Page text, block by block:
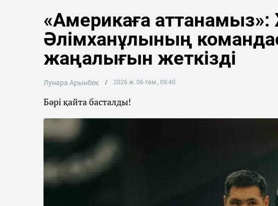
«Америкаға аттанамыз»:
Әлімханұлының
жаңалығын жеткізді
Лунара Арынбек 2026 ж. 06 там., 09:40
Бәрі қайта басталды!